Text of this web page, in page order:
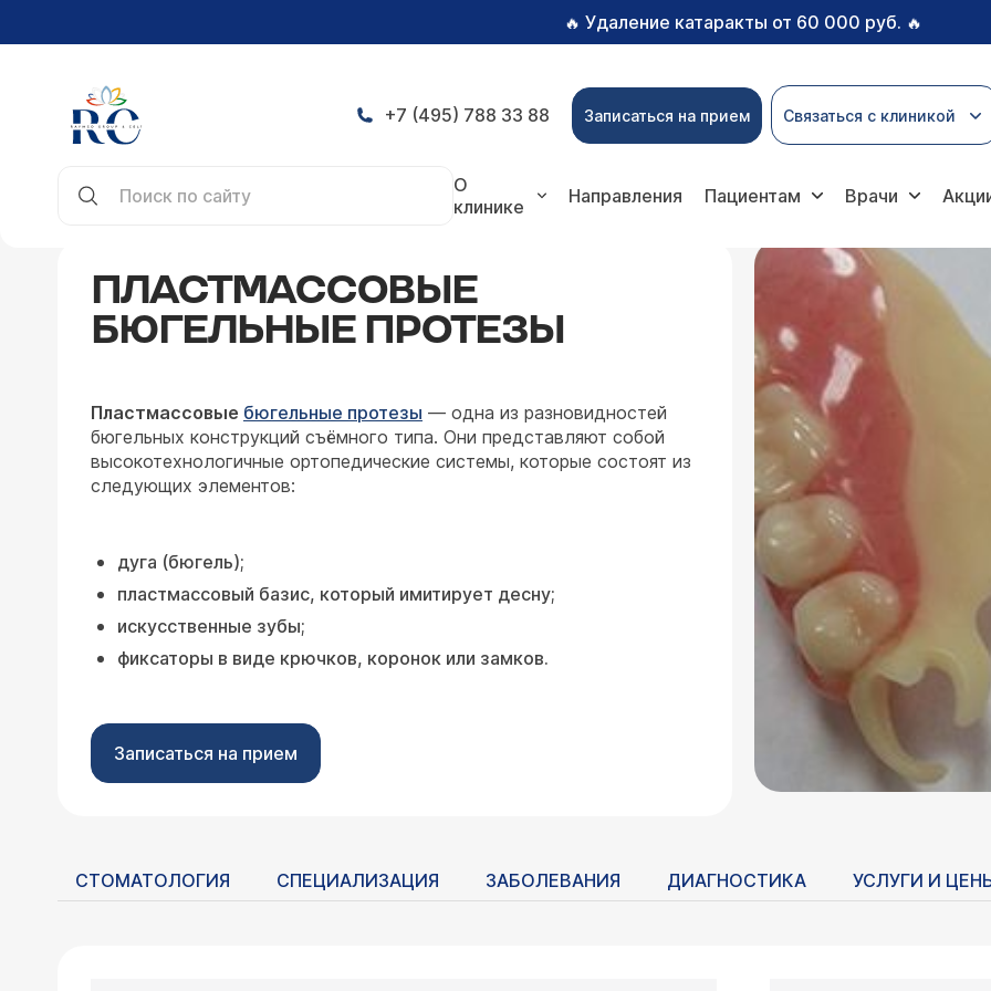
🔥 Удаление катаракты от 60 000 руб. 🔥
+7 (495) 788 33 88 Записаться на прием Связаться с клиникой
О
клинике
Направления Пациентам Врачи
Бюгельное протезирование
Пластмассовые бюгельные протезы
ПЛАСТМАССОВЫЕ
БЮГЕЛЬНЫЕ ПРОТЕЗЫ
Пластмассовые бюгельные протезы — одна из разновидностей
бюгельных конструкций съёмного типа. Они представляют собой
высокотехнологичные ортопедические системы, которые состоят из
следующих элементов:
дуга (бюгель);
пластмассовый базис, который имитирует десну;
искусственные зубы;
фиксаторы в виде крючков, коронок или замков.
Записаться на прием
СТОМАТОЛОГИЯ СПЕЦИАЛИЗАЦИЯ ЗАБОЛЕВАНИЯ ДИАГНОСТИКА УСЛУГИ И